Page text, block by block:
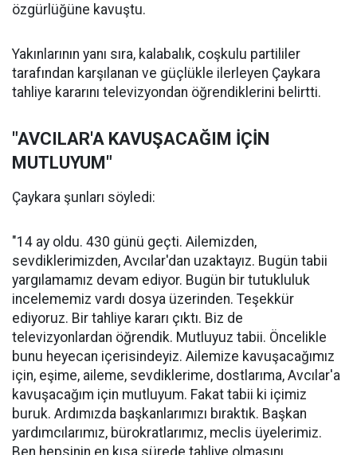
özgürlüğüne kavuştu.
Yakınlarının yanı sıra, kalabalık, coşkulu partililer
tarafından karşılanan ve güçlükle ilerleyen Çaykara
tahliye kararını televizyondan öğrendiklerini belirtti.
"AVCILAR'A KAVUŞACAĞIM İÇİN
MUTLUYUM"
Çaykara şunları söyledi:
"14 ay oldu. 430 günü geçti. Ailemizden,
sevdiklerimizden, Avcılar'dan uzaktayız. Bugün tabii
yargılamamız devam ediyor. Bugün bir tutukluluk
incelememiz vardı dosya üzerinden. Teşekkür
ediyoruz. Bir tahliye kararı çıktı. Biz de
televizyonlardan öğrendik. Mutluyuz tabii. Öncelikle
bunu heyecan içerisindeyiz. Ailemize kavuşacağımız
için, eşime, aileme, sevdiklerime, dostlarıma, Avcılar'a
kavuşacağım için mutluyum. Fakat tabii ki içimiz
buruk. Ardımızda başkanlarımızı bıraktık. Başkan
yardımcılarımız, bürokratlarımız, meclis üyelerimiz.